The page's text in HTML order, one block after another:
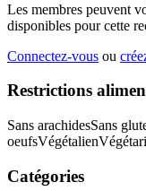
Les membres peuvent
disponibles pour cette
Connectez-vous ou
Restrictions
Sans arachidesSans
oeufsVégétalien
Catégories